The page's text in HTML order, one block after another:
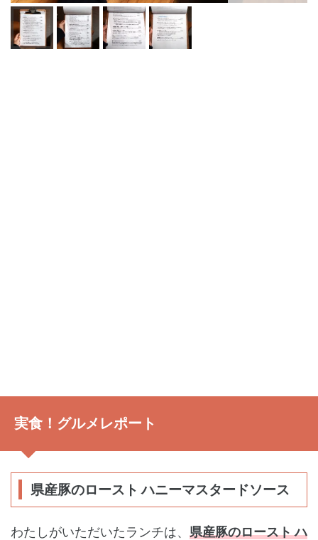
実食！グルメレポート
県産豚のロースト ハニーマスタードソース
わたしがいただいたランチは、 県産豚のロースト ハ